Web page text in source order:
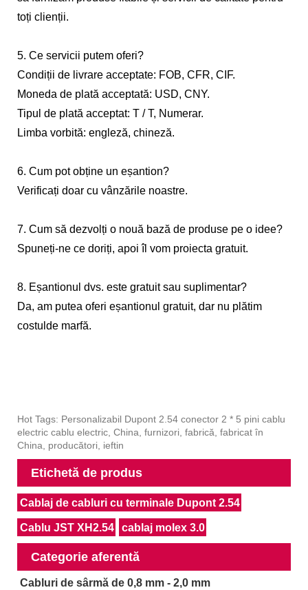
toți clienții.
5. Ce servicii putem oferi?
Condiții de livrare acceptate: FOB, CFR, CIF.
Moneda de plată acceptată: USD, CNY.
Tipul de plată acceptat: T / T, Numerar.
Limba vorbită: engleză, chineză.
6. Cum pot obține un eșantion?
Verificați doar cu vânzările noastre.
7. Cum să dezvolți o nouă bază de produse pe o idee?
Spuneți-ne ce doriți, apoi îl vom proiecta gratuit.
8. Eșantionul dvs. este gratuit sau suplimentar?
Da, am putea oferi eșantionul gratuit, dar nu plătim
costul de marfă.
Hot Tags: Personalizabil Dupont 2.54 conector 2 * 5 pini cablu
electric cablu electric, China, furnizori, fabrică, fabricat în
China, producători, ieftin
Etichetă de produs
Cablaj de cabluri cu terminale Dupont 2.54
Cablu JST XH2.54 cablaj molex 3.0
Categorie aferentă
Cabluri de sârmă de 0,8 mm - 2,0 mm